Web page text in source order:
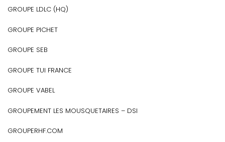
GROUPE LDLC (HQ)
GROUPE PICHET
GROUPE SEB
GROUPE TUI FRANCE
GROUPE VABEL
GROUPEMENT LES MOUSQUETAIRES – DSI
GROUPERHF.COM